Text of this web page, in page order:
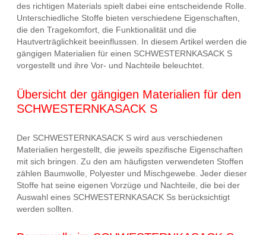
des richtigen Materials spielt dabei eine entscheidende Rolle.
Unterschiedliche Stoffe bieten verschiedene Eigenschaften,
die den Tragekomfort, die Funktionalität und die
Hautverträglichkeit beeinflussen. In diesem Artikel werden die
gängigen Materialien für einen SCHWESTERNKASACK S
vorgestellt und ihre Vor- und Nachteile beleuchtet.
Übersicht der gängigen Materialien für den
SCHWESTERNKASACK S
Der SCHWESTERNKASACK S wird aus verschiedenen
Materialien hergestellt, die jeweils spezifische Eigenschaften
mit sich bringen. Zu den am häufigsten verwendeten Stoffen
zählen Baumwolle, Polyester und Mischgewebe. Jeder dieser
Stoffe hat seine eigenen Vorzüge und Nachteile, die bei der
Auswahl eines SCHWESTERNKASACK Ss berücksichtigt
werden sollten.